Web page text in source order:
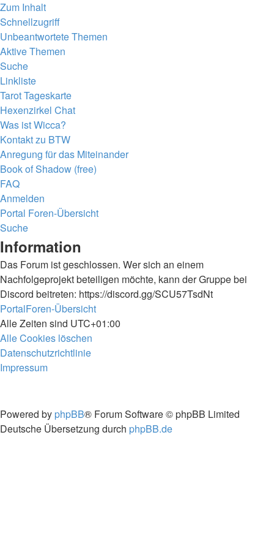
Zum Inhalt
Schnellzugriff
Unbeantwortete Themen
Aktive Themen
Suche
Linkliste
Tarot Tageskarte
Hexenzirkel Chat
Was ist Wicca?
Kontakt zu BTW
Anregung für das Miteinander
Book of Shadow (free)
FAQ
Anmelden
Portal Foren-Übersicht
Suche
Information
Das Forum ist geschlossen. Wer sich an einem
Nachfolgeprojekt beteiligen möchte, kann der Gruppe bei
Discord beitreten: https://discord.gg/SCU57TsdNt
PortalForen-Übersicht
Alle Zeiten sind UTC+01:00
Alle Cookies löschen
Datenschutzrichtlinie
Impressum
Powered by phpBB® Forum Software © phpBB Limited
Deutsche Übersetzung durch phpBB.de